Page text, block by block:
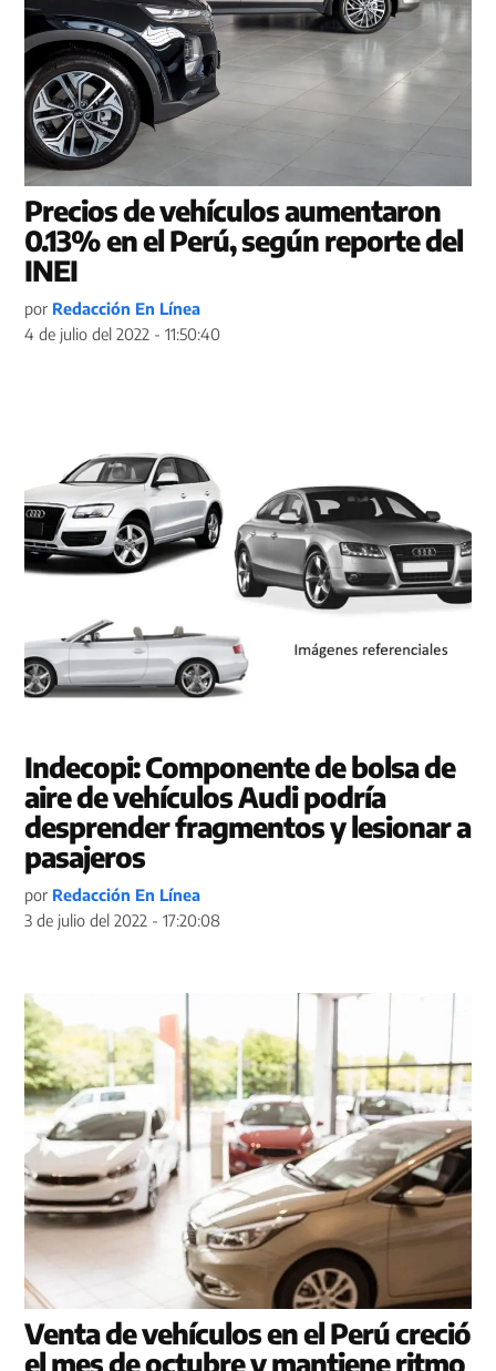
Precios de vehículos aumentaron
0.13% en el Perú, según reporte del
INEI
por Redacción En Línea
4 de julio del 2022 - 11:50:40
Indecopi: Componente de bolsa de
aire de vehículos Audi podría
desprender fragmentos y lesionar a
pasajeros
por Redacción En Línea
3 de julio del 2022 - 17:20:08
Venta de vehículos en el Perú creció
el mes de octubre y mantiene ritmo